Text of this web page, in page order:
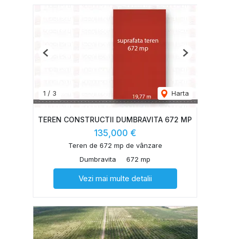
1 / 3 Harta
Previous Next
TEREN CONSTRUCTII DUMBRAVITA 672 MP
135,000 €
Teren de 672 mp de vânzare
Dumbravita
672 mp
Vezi mai multe detalii